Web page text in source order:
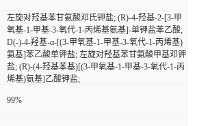
左旋对羟基苯甘氨酸邓氏钾盐; (R)-4-羟基-2-[3-甲
氧基-1-甲基-3-氧代-1-丙烯基氨基]-单钾盐苯乙酸;
D(-)-4-羟基-α-[(3-甲氧基-1-甲基-3-氧代-1-丙烯基)
氨基]苯乙酸单钾盐; 左旋对羟基苯甘氨酸甲基邓钾
盐; (R)-(4-羟基苯基)[(3-甲氧基-1-甲基-3-氧代-1-丙
烯基)氨基]乙酸钾盐;
99%